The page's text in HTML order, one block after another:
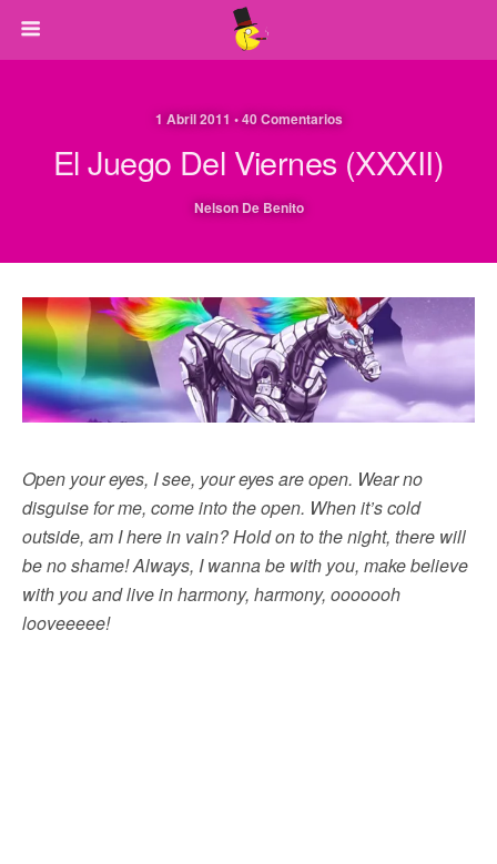
1 Abril 2011 • 40 Comentarios
El Juego Del Viernes (XXXII)
Nelson De Benito
Open your eyes, I see, your eyes are open. Wear no
disguise for me, come into the open. When it’s cold
outside, am I here in vain? Hold on to the night, there will
be no shame! Always, I wanna be with you, make believe
with you and live in harmony, harmony, ooooooh
looveeeee!